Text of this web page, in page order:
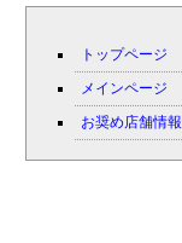
トップページ
メインページ
お奨め店舗情報